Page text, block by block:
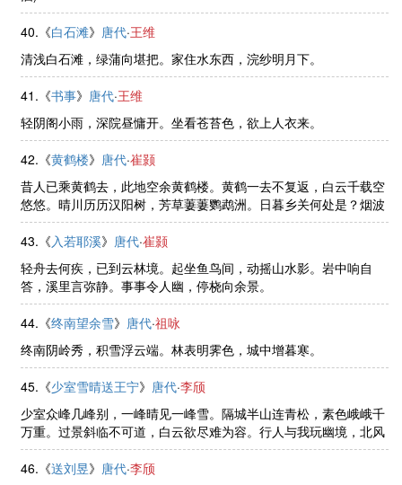
40.《白石滩》 唐代·王维
清浅白石滩，绿蒲向堪把。家住水东西，浣纱明月下。
41.《书事》 唐代·王维
轻阴阁小雨，深院昼慵开。坐看苍苔色，欲上人衣来。
42.《黄鹤楼》 唐代·崔颢
昔人已乘黄鹤去，此地空余黄鹤楼。黄鹤一去不复返，白云千载空
悠悠。晴川历历汉阳树，芳草萋萋鹦鹉洲。日暮乡关何处是？烟波
江上使人愁。
43.《入若耶溪》 唐代·崔颢
轻舟去何疾，已到云林境。起坐鱼鸟间，动摇山水影。岩中响自
答，溪里言弥静。事事令人幽，停桡向余景。
44.《终南望余雪》 唐代·祖咏
终南阴岭秀，积雪浮云端。林表明霁色，城中增暮寒。
45.《少室雪晴送王宁》 唐代·李颀
少室众峰几峰别，一峰晴见一峰雪。隔城半山连青松，素色峨峨千
万重。过景斜临不可道，白云欲尽难为容。行人与我玩幽境，北风
切切吹衣冷。惜别浮桥驻马时，举头试望南山岭。
46.《送刘昱》 唐代·李颀